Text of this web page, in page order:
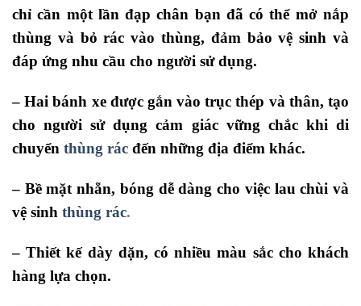
chỉ cần một lần đạp chân bạn đã có thể mở nắp
thùng và bỏ rác vào thùng, đảm bảo vệ sinh và
đáp ứng nhu cầu cho người sử dụng.
– Hai bánh xe được gắn vào trục thép và thân, tạo
cho người sử dụng cảm giác vững chắc khi di
chuyển thùng rác đến những địa điểm khác.
– Bề mặt nhẵn, bóng dễ dàng cho việc lau chùi và
vệ sinh thùng rác.
– Thiết kế dày dặn, có nhiều màu sắc cho khách
hàng lựa chọn.